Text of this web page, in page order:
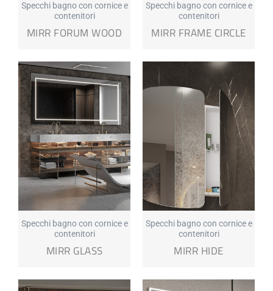
Specchi bagno con cornice e
contenitori
MIRR FORUM WOOD
Specchi bagno con cornice e
contenitori
MIRR FRAME CIRCLE
Specchi bagno con cornice e
contenitori
MIRR GLASS
Specchi bagno con cornice e
contenitori
MIRR HIDE